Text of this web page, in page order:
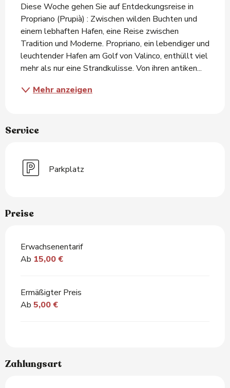
Diese Woche gehen Sie auf Entdeckungsreise in
Propriano (Prupià) : Zwischen wilden Buchten und
einem lebhaften Hafen, eine Reise zwischen
Tradition und Moderne. Propriano, ein lebendiger und
leuchtender Hafen am Golf von Valinco, enthüllt viel
mehr als nur eine Strandkulisse. Von ihren antiken...
Mehr anzeigen
Service
Parkplatz
Preise
Erwachsenentarif
Ab 15,00 €
Ermäßigter Preis
Ab 5,00 €
Zahlungsart